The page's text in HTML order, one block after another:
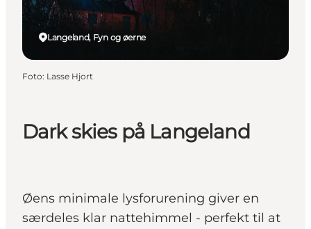
Dark skies på Langeland
Øens minimale lysforurening giver en
særdeles klar nattehimmel - perfekt til at
Langeland, Fyn og øerne
Foto: Lasse Hjort